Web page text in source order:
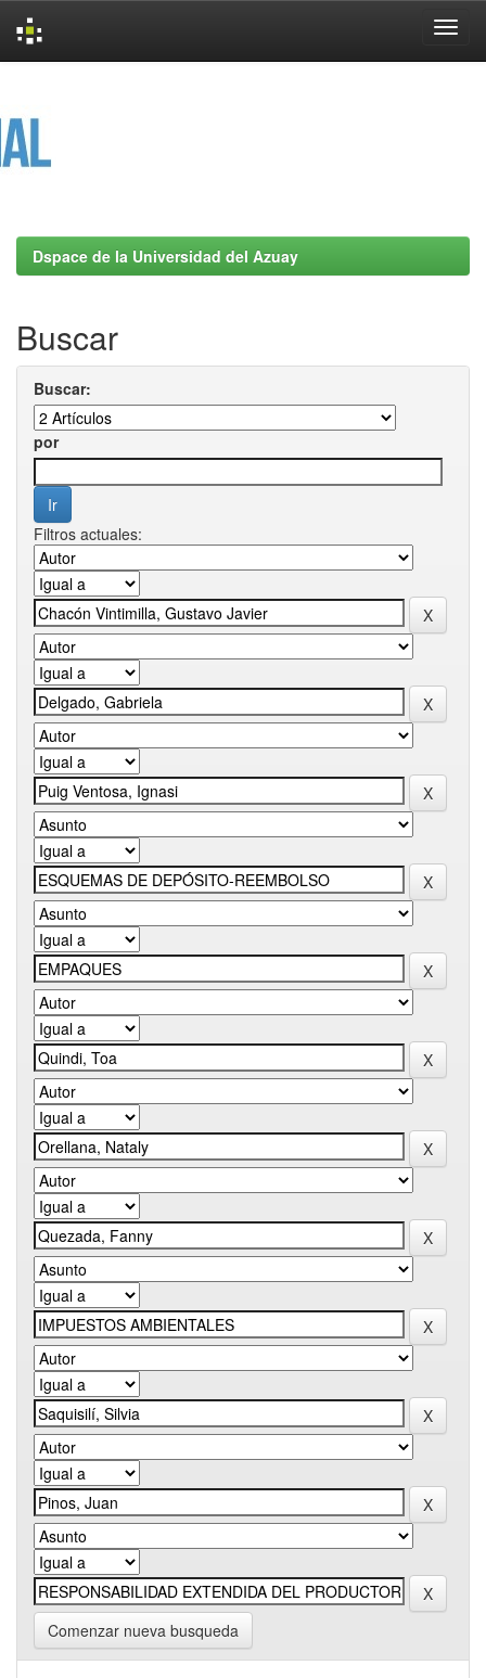
Dspace de la Universidad del Azuay
Buscar
Buscar:
por
Filtros actuales:
Comenzar nueva busqueda